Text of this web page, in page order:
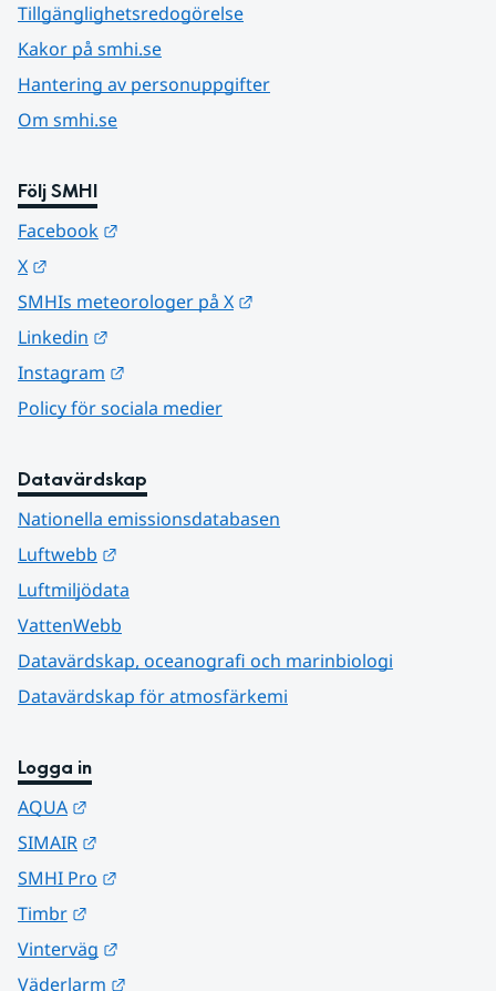
Tillgänglighetsredogörelse
Kakor på smhi.se
Hantering av personuppgifter
Om smhi.se
Följ SMHI
Facebook
X
SMHIs meteorologer på X
Linkedin
Instagram
Policy för sociala medier
Datavärdskap
Nationella emissionsdatabasen
Luftwebb
Luftmiljödata
VattenWebb
Datavärdskap, oceanografi och marinbiologi
Datavärdskap för atmosfärkemi
Logga in
AQUA
SIMAIR
SMHI Pro
Timbr
Vinterväg
Väderlarm